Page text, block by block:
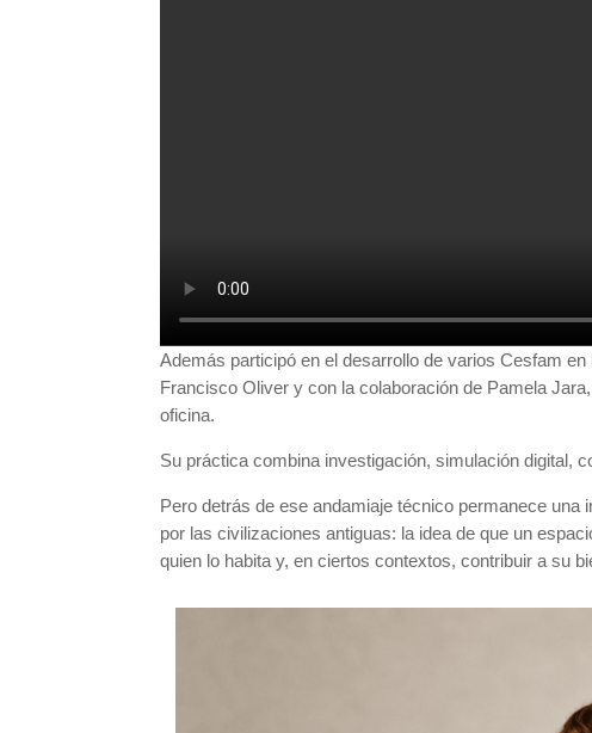
Además participó en el desarrollo de varios Cesfam
Francisco Oliver y con la colaboración de Pamela
oficina.
Su práctica combina investigación, simulación digital,
Pero detrás de ese andamiaje técnico permanece
por las civilizaciones antiguas: la idea de que un
quien lo habita y, en ciertos contextos, contribuir a su